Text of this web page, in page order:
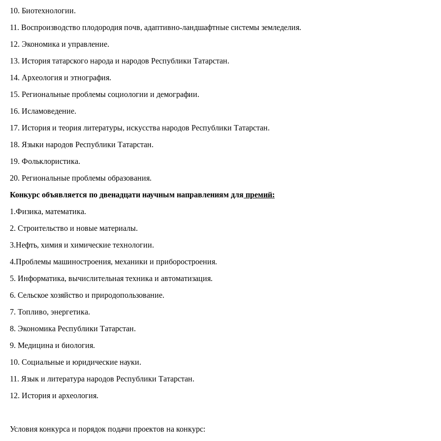
10. Биотехнологии.
11. Воспроизводство плодородия почв, адаптивно-ландшафтные системы земледелия.
12. Экономика и управление.
13. История татарского народа и народов Республики Татарстан.
14. Археология и этнография.
15. Региональные проблемы социологии и демографии.
16. Исламоведение.
17. История и теория литературы, искусства народов Республики Татарстан.
18. Языки народов Республики Татарстан.
19. Фольклористика.
20. Региональные проблемы образования.
Конкурс объявляется по двенадцати научным направлениям для премий:
1.Физика, математика.
2. Строительство и новые материалы.
3.Нефть, химия и химические технологии.
4.Проблемы машиностроения, механики и приборостроения.
5. Информатика, вычислительная техника и автоматизация.
6. Сельское хозяйство и природопользование.
7. Топливо, энергетика.
8. Экономика Республики Татарстан.
9. Медицина и биология.
10. Социальные и юридические науки.
11. Язык и литература народов Республики Татарстан.
12. История и археология.
Условия конкурса и порядок подачи проектов на конкурс: